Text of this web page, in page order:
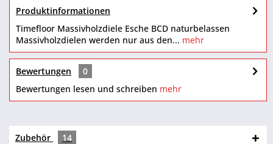
Produktinformationen
Timefloor Massivholzdiele Esche BCD naturbelassen
Massivholzdielen werden nur aus den... mehr
Bewertungen
0
Bewertungen lesen und schreiben mehr
Zubehör 14